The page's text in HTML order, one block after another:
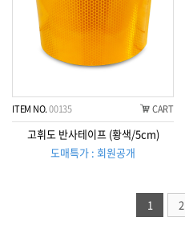
ITEM NO.00135 CART
고휘도 반사테이프 (황색/5cm)
도매특가 : 회원공개
1 2